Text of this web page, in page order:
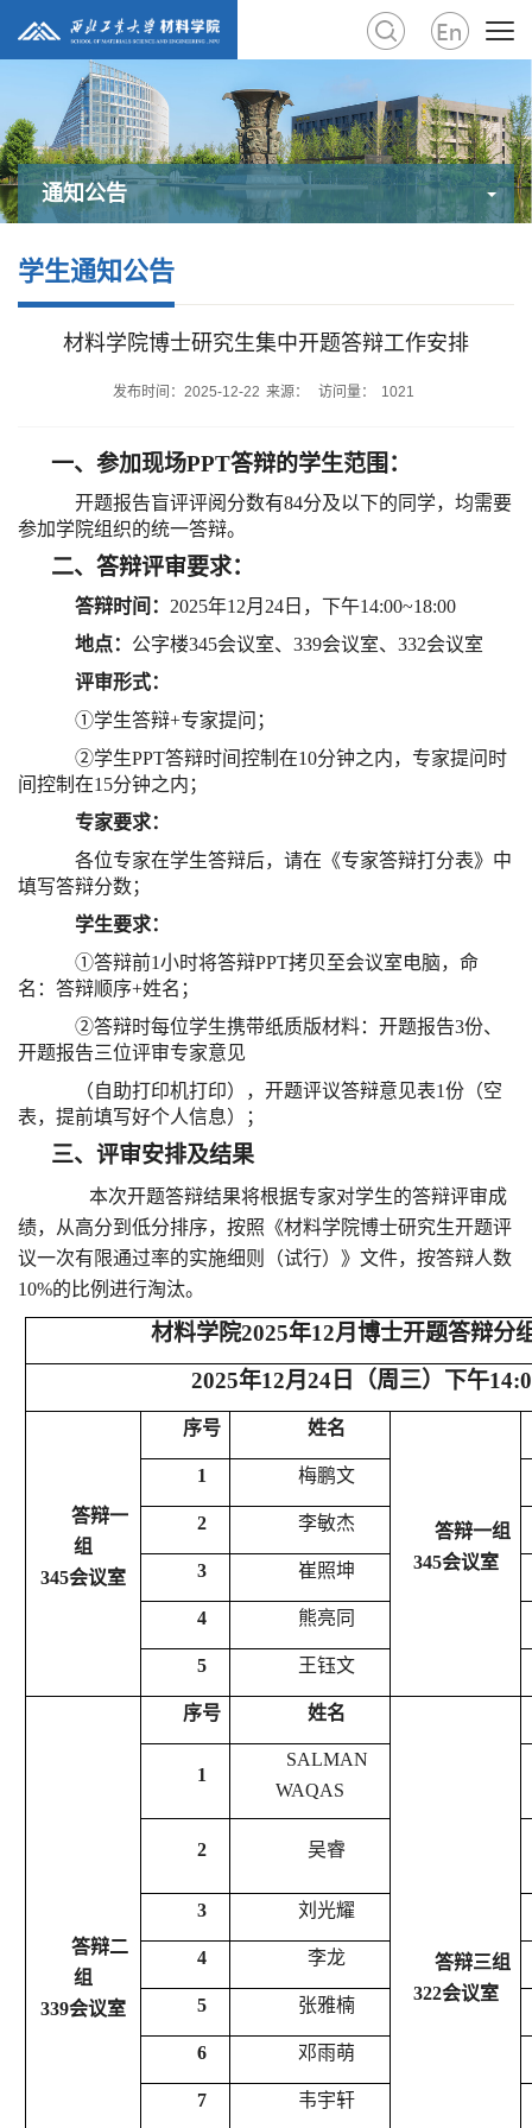
通知公告
学生通知公告
材料学院博士研究生集中开题答辩工作安排
发布时间：2025-12-22 来源： 访问量： 1021
一、 参加现场PPT答辩的学生范围 ：
开题报告盲评评阅分数有84分及以下的同学，均需要
参加学院组织的统一答辩。
二、答辩评审要求：
答辩时间： 2025年12月 24 日，下午14:00~18:00
地点： 公字楼345会议室、 339会议室、 332会议室
评审形式：
①学生答辩+专家提问；
②学生PPT答辩时间控制在10分钟之内，专家提问时
间控制在15分钟之内；
专家要求：
各位专家在学生答辩后，请在《专家答辩打分表》中
填写答辩分数；
学生要求：
①答辩前1小时将答辩PPT拷贝至会议室电脑，命
名：答辩顺序+姓名；
②答辩时每位学生携带纸质版材料：开题报告3份、
开题报告三位评审专家意见
（自助打印机打印），开题评议答辩意见表1份（空
表，提前填写好个人信息）；
三、评审安排及结果
本次开题答辩结果将根据专家对学生的答辩评审成
绩，从高分到低分排序，按照《材料学院博士研究生开题评
议一次有限通过率的实施细则（试行）》文件，按答辩人数
10%的比例进行淘汰。
材料学院2025年12月博士开题答辩分
2025年12月 24日（周三）下午
答辩一
组
345会议室
序号 姓名
答辩一组
345会议室
1 梅鹏文
2 李敏杰
3 崔照坤
4 熊亮同
5 王钰文
答辩二
组
339会议室
序号 姓名
答辩三组
322会议室
1
SALMAN
WAQAS
2 吴睿
3 刘光耀
4 李龙
5 张雅楠
6 邓雨萌
7 韦宇轩